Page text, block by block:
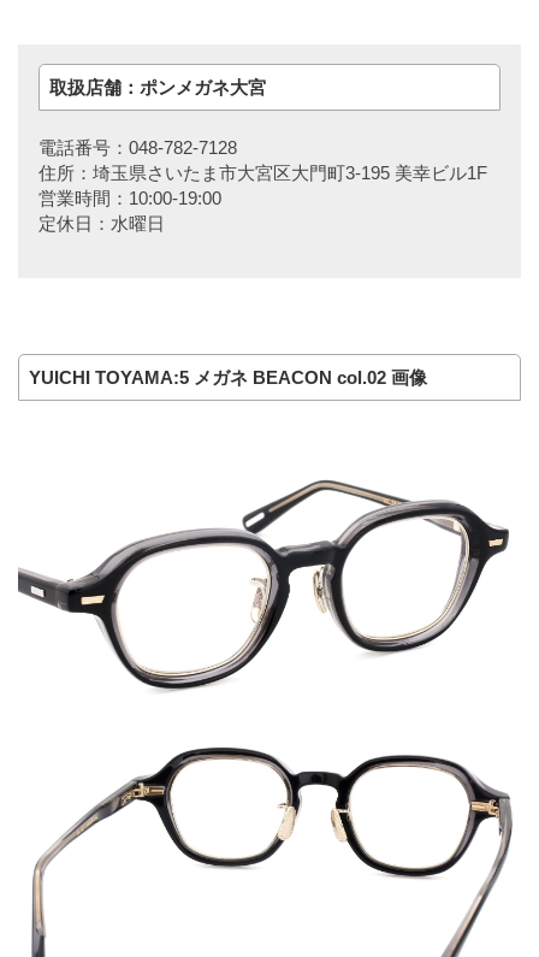
取扱店舗：ポンメガネ大宮
電話番号：048-782-7128
住所：埼玉県さいたま市大宮区大門町3-195 美幸ビル1F
営業時間：10:00-19:00
定休日：水曜日
YUICHI TOYAMA:5 メガネ BEACON col.02 画像